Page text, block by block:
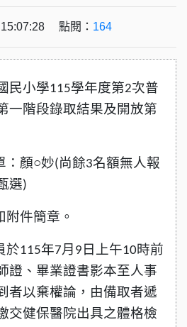
15:07:28 點閱： 164
民小學115學年度第2次普
一階段錄取結果及開放第
：顏○妙(尚餘3名額無人報
選)
附件簡章。
於115年7月 9 日上午10時前
證、畢業證書影本至人事
者以棄權論，由備取者遞
交健保醫院出具之體格檢